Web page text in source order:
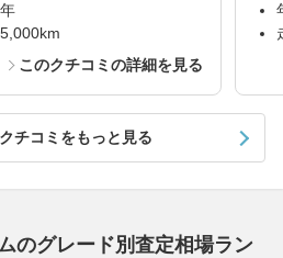
このクチコミの詳細を見る
チコミをもっと見る
のグレード別査定相場ラン